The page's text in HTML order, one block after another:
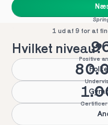
1 ud af 9 for at
Hvilket niveau?
Positive